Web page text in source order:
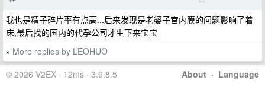
我也是精子碎片率有点高...后来发现是老婆子宫内膜的问题影响了着
床,最后找的国内的代孕公司才生下来宝宝
» More replies by LEOHUO
About · Language
© 2026 V2EX · 12ms · 3.9.8.5